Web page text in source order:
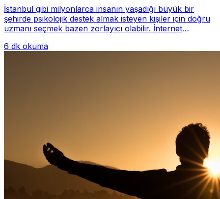
İstanbul gibi milyonlarca insanın yaşadığı büyük bir
şehirde psikolojik destek almak isteyen kişiler için doğru
uzmanı seçmek bazen zorlayıcı olabilir. İnternet
6 dk okuma